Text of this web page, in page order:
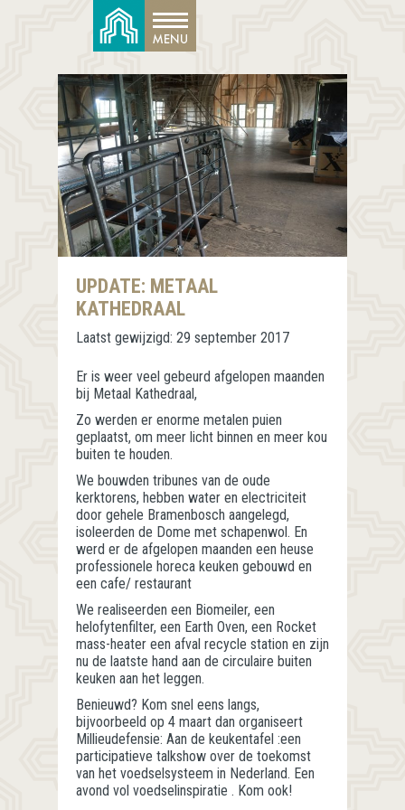
UPDATE: METAAL
KATHEDRAAL
Laatst gewijzigd: 29 september 2017
Er is weer veel gebeurd afgelopen maanden
bij Metaal Kathedraal,
Zo werden er enorme metalen puien
geplaatst, om meer licht binnen en meer kou
buiten te houden.
We bouwden tribunes van de oude
kerktorens, hebben water en electriciteit
door gehele Bramenbosch aangelegd,
isoleerden de Dome met schapenwol. En
werd er de afgelopen maanden een heuse
professionele horeca keuken gebouwd en
een cafe/ restaurant
We realiseerden een Biomeiler, een
helofytenfilter, een Earth Oven, een Rocket
mass-heater een afval recycle station en zijn
nu de laatste hand aan de circulaire buiten
keuken aan het leggen.
Benieuwd? Kom snel eens langs,
bijvoorbeeld op 4 maart dan organiseert
Millieudefensie: Aan de keukentafel :een
participatieve talkshow over de toekomst
van het voedselsysteem in Nederland. Een
avond vol voedselinspiratie . Kom ook!